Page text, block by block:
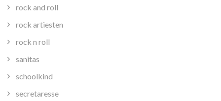
rock and roll
rock artiesten
rock n roll
sanitas
schoolkind
secretaresse